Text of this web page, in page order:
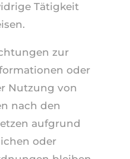
Tätigkeit
zur
oder
Nutzung von
nach den
aufgrund
oder